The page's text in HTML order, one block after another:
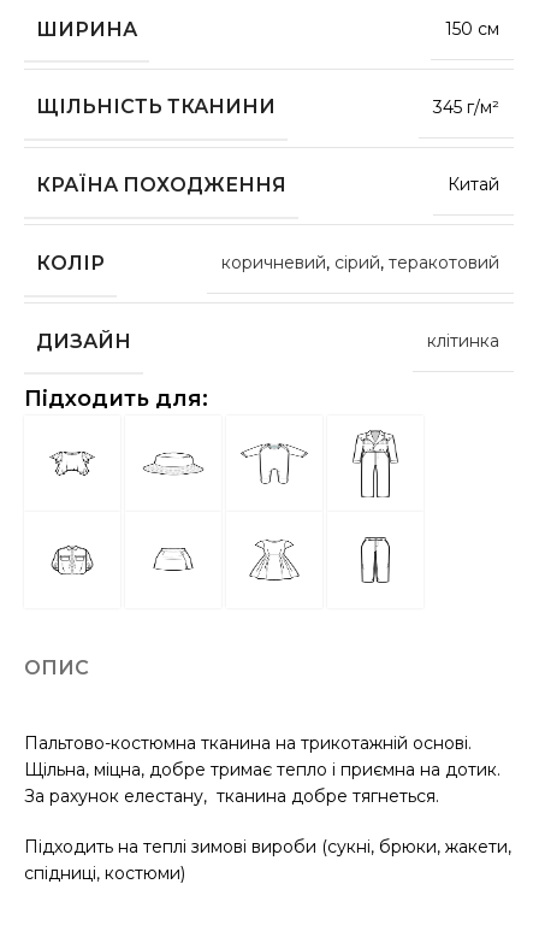
ШИРИНА 150 см
ЩІЛЬНІСТЬ ТКАНИНИ 345 г/м²
КРАЇНА ПОХОДЖЕННЯ Китай
КОЛІР коричневий, сірий,теракотовий
ДИЗАЙН клітинка
Підходить для:
ОПИС
Пальтово-костюмна тканина на трикотажній основі.
Щільна, міцна, добре тримає тепло і приємна на дотик.
За рахунок елестану, тканина добре тягнеться.
Підходить на теплі зимові вироби (сукні, брюки, жакети,
спідниці, костюми)